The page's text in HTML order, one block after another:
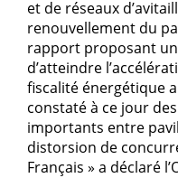
et de réseaux
renouvellement du
rapport proposant
d’atteindre
fiscalité énergétique
constaté à ce jour
importants entre
distorsion de
Français » a déclaré